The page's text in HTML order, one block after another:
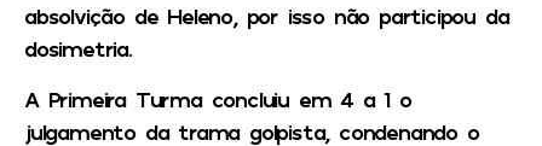
absolvição de Heleno, por isso não participou da
dosimetria.
A Primeira Turma concluiu em 4 a 1 o
julgamento da trama golpista, condenando o